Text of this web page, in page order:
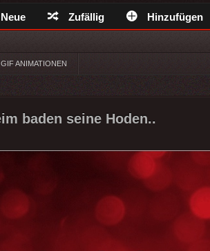
Neue Zufällig Hinzufügen
GIF ANIMATIONEN
baden seine Hoden..